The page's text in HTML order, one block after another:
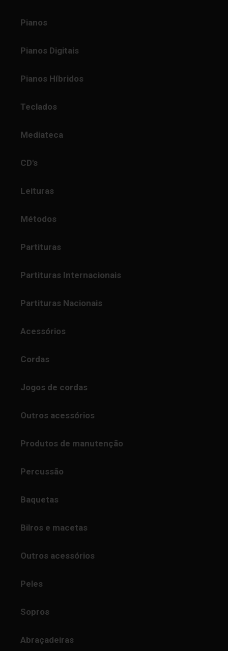
Pianos
Pianos Digitais
Pianos Híbridos
Teclados
Mediateca
CD's
Leituras
Métodos
Partituras
Partituras Internacionais
Partituras Nacionais
Acessórios
Cordas
Jogos de cordas
Outros acessórios
Produtos de manutenção
Percussão
Baquetas
Bilros e macetas
Outros acessórios
Peles
Sopros
Abraçadeiras